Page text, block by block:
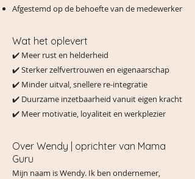
Afgestemd op de behoefte van de medewerker
Wat het oplevert
✔️ Meer rust en helderheid
✔️ Sterker zelfvertrouwen en eigenaarschap
✔️ Minder uitval, snellere re-integratie
✔️ Duurzame inzetbaarheid vanuit eigen kracht
✔️ Meer motivatie, loyaliteit en werkplezier
Over Wendy | oprichter van Mama
Guru
Mijn naam is Wendy. Ik ben ondernemer,